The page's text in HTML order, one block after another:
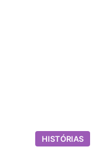
HISTÓRIAS